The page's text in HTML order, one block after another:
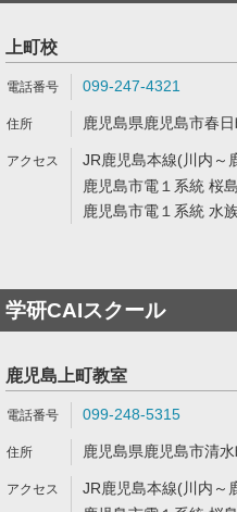
上町校
099-247-4321
鹿児島県鹿児島市春日
JR鹿児島本線(川内～
鹿児島市電１系統 桜
鹿児島市電１系統 水
学研CAIスクール
鹿児島上町教室
099-248-5315
鹿児島県鹿児島市清
JR鹿児島本線(川内～